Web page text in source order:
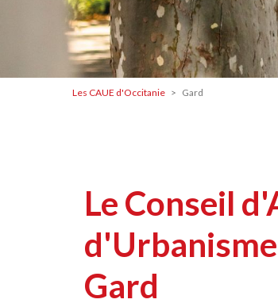
Les CAUE d'Occitanie Gard
Contenu
Le Conseil
Gard